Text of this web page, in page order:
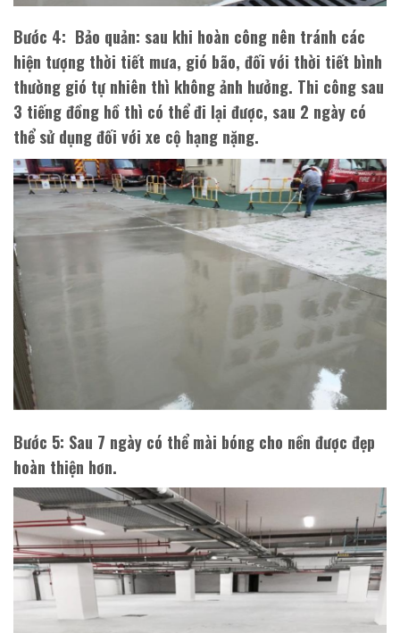
Bước 4: Bảo quản: sau khi hoàn công nên tránh các
hiện tượng thời tiết mưa, gió bão, đối với thời tiết bình
thường gió tự nhiên thì không ảnh hưởng. Thi công sau
3 tiếng đồng hồ thì có thể đi lại được, sau 2 ngày có
thể sử dụng đối với xe cộ hạng nặng.
Bước 5: Sau 7 ngày có thể mài bóng cho nền được đẹp
hoàn thiện hơn.